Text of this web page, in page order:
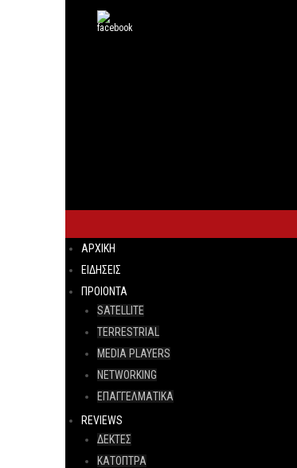
ΑΡΧΙΚΗ
ΕΙΔΗΣΕΙΣ
ΠΡΟΙΟΝΤΑ
SATELLITE
TERRESTRIAL
MEDIA PLAYERS
NETWORKING
ΕΠΑΓΓΕΛΜΑΤΙΚΑ
REVIEWS
ΔΕΚΤΕΣ
ΚΑΤΟΠΤΡΑ